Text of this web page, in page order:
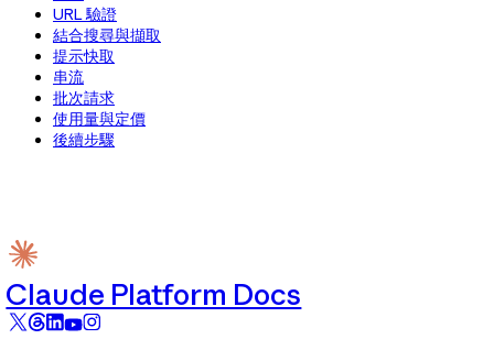
URL 驗證
結合搜尋與擷取
提示快取
串流
批次請求
使用量與定價
後續步驟
Claude Platform Docs